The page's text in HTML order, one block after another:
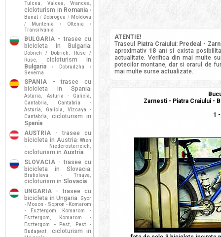
ATENTIE!
Traseul
Piatra Craiului: Predeal -
aproximativ 18 anisi exista
actualitate. Verifica din mai multe
potecilor montane, dar si orarul de
mai multe surse actualizate.
Zarnesti - Piatra Craiului -
1
Tulcea , Valcea , Vrancea ,
cicloturism in Romania /
Banat / Dobrogea / Moldova
/ Muntenia / Oltenia /
Transilvania
BULGARIA - trasee cu
bicicleta in Bulgaria:
Dobrich / Dobrich ,
Ruse /
Ruse,
cicloturism in
Bulgaria
/ Dobrudzha /
Severna
SPANIA - trasee cu
bicicleta in Spania:
Asturia , Asturia - Galicia ,
Cantabria ,
Cantabria -
Asturia , Galicia ,
Vizcaya -
Cantabria ,
cicloturism in
Spania
AUSTRIA - trasee cu
bicicleta in Austria: Wien
- Niederosterreich ,
cicloturism in Austria
SLOVACIA - trasee cu
bicicleta in Slovacia:
Bratislava - Trnava ,
cicloturism in Slovacia
UNGARIA - trasee cu
bicicleta in Ungaria: Gyor
- Moson - Sopron - Komarom
- Esztergom ,
Komarom -
Esztergom ,
Komarom -
Esztergom - Pest,
Pest -
Budapest,
cicloturism in